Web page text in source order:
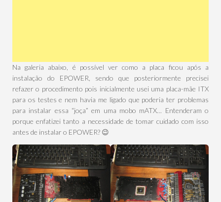
Na galeria abaixo, é possível ver como a placa ficou após a
instalação do EPOWER, sendo que posteriormente precisei
refazer o procedimento pois inicialmente usei uma placa-mãe ITX
para os testes e nem havia me ligado que poderia ter problemas
para instalar essa “joça” em uma mobo mATX… Entenderam o
porque enfatizei tanto a necessidade de tomar cuidado com isso
antes de instalar o EPOWER? 😉